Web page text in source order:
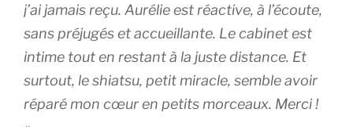
j’ai jamais reçu. Aurélie est réactive, à l’écoute,
sans préjugés et accueillante. Le cabinet est
intime tout en restant à la juste distance. Et
surtout, le shiatsu, petit miracle, semble avoir
réparé mon cœur en petits morceaux. Merci !